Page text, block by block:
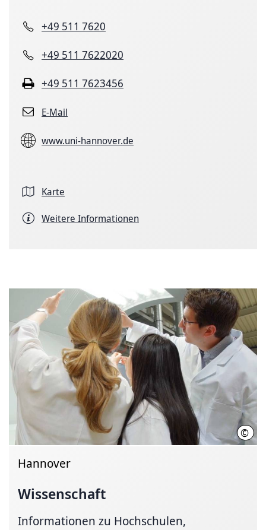
+49 511 7620
+49 511 7622020
+49 511 7623456
E-Mail
www.uni-hannover.de
Karte
Weitere Informationen
©
Hannover
Wissenschaft
Informationen zu Hochschulen,